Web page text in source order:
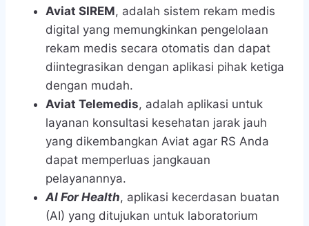
Aviat SIREM, adalah sistem rekam medis
digital yang memungkinkan pengelolaan
rekam medis secara otomatis dan dapat
diintegrasikan dengan aplikasi pihak ketiga
dengan mudah.
Aviat Telemedis, adalah aplikasi untuk
layanan konsultasi kesehatan jarak jauh
yang dikembangkan Aviat agar RS Anda
dapat memperluas jangkauan
pelayanannya.
AI For Health, aplikasi kecerdasan buatan
(AI) yang ditujukan untuk laboratorium